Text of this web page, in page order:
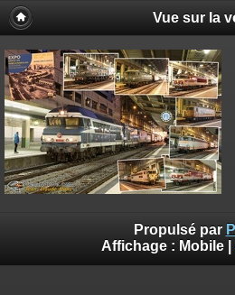
Vue sur la
Propulsé par
Affichage : Mobile